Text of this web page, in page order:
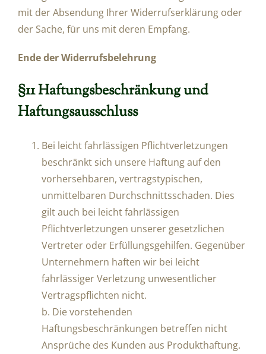
mit der Absendung Ihrer Widerrufserklärung oder
der Sache, für uns mit deren Empfang.
Ende der Widerrufsbelehrung
§11 Haftungsbeschränkung und
Haftungsausschluss
Bei leicht fahrlässigen Pflichtverletzungen
beschränkt sich unsere Haftung auf den
vorhersehbaren, vertragstypischen,
unmittelbaren Durchschnittsschaden. Dies
gilt auch bei leicht fahrlässigen
Pflichtverletzungen unserer gesetzlichen
Vertreter oder Erfüllungsgehilfen. Gegenüber
Unternehmern haften wir bei leicht
fahrlässiger Verletzung unwesentlicher
Vertragspflichten nicht.
b. Die vorstehenden
Haftungsbeschränkungen betreffen nicht
Ansprüche des Kunden aus Produkthaftung.